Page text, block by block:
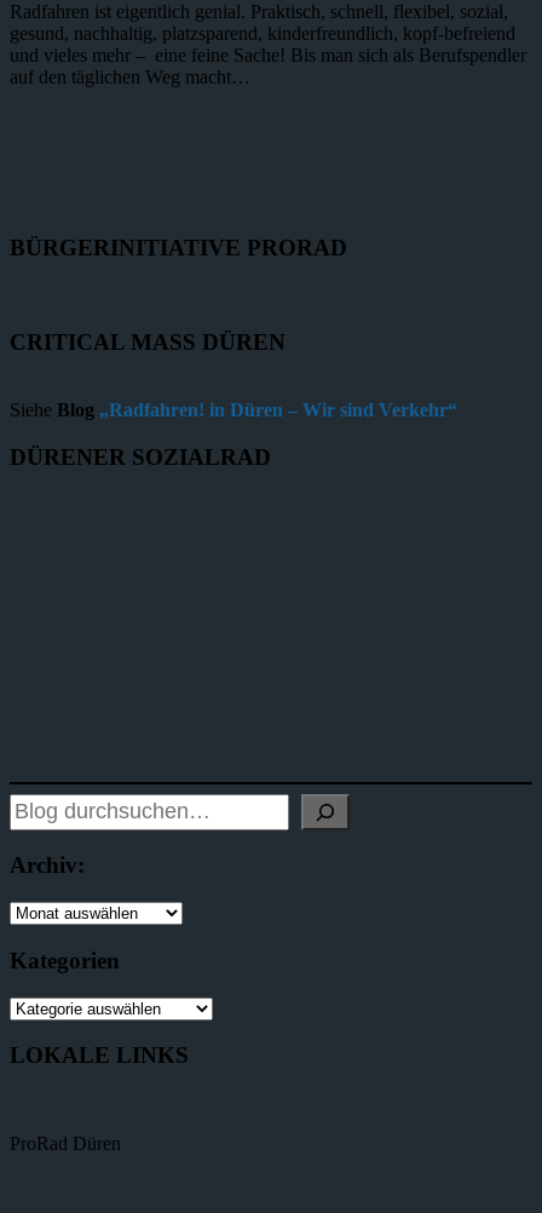
Radfahren ist eigentlich genial. Praktisch, schnell, flexibel, sozial,
gesund, nachhaltig, platzsparend, kinderfreundlich, kopf-befreiend
und vieles mehr – eine feine Sache! Bis man sich als Berufspendler
auf den täglichen Weg macht…
BÜRGERINITIATIVE PRORAD
CRITICAL MASS DÜREN
Siehe Blog „Radfahren! in Düren – Wir sind Verkehr“
DÜRENER SOZIALRAD
Archiv:
Kategorien
LOKALE LINKS
ProRad Düren